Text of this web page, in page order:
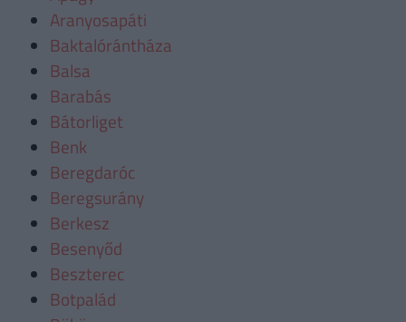
Aranyosapáti
Baktalórántháza
Balsa
Barabás
Bátorliget
Benk
Beregdaróc
Beregsurány
Berkesz
Besenyőd
Beszterec
Botpalád